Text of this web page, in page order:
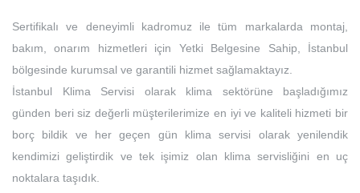
Sertifikalı ve deneyimli kadromuz ile tüm markalarda montaj,
bakım, onarım hizmetleri için Yetki Belgesine Sahip, İstanbul
bölgesinde kurumsal ve garantili hizmet sağlamaktayız.
İstanbul Klima Servisi olarak klima sektörüne başladığımız
günden beri siz değerli müşterilerimize en iyi ve kaliteli hizmeti bir
borç bildik ve her geçen gün klima servisi olarak yenilendik
kendimizi geliştirdik ve tek işimiz olan klima servisliğini en uç
noktalara taşıdık.